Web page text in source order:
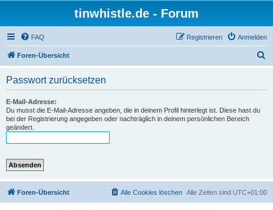
tinwhistle.de - Forum
FAQ Anmelden
Registrieren
Foren-Übersicht
Passwort zurücksetzen
E-Mail-Adresse:
Du musst die E-Mail-Adresse angeben, die in deinem Profil hinterlegt ist. Diese hast du
bei der Registrierung angegeben oder nachträglich in deinem persönlichen Bereich
geändert.
Foren-Übersicht Alle Zeiten sind UTC+01:00
Alle Cookies löschen